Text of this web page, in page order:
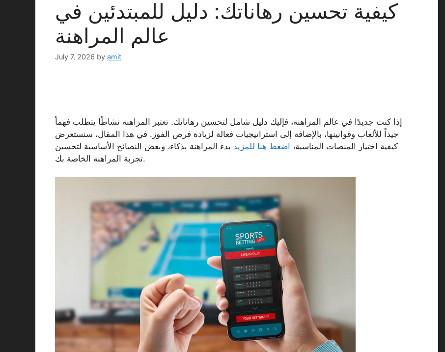
كيفية تحسين رهاناتك: دليل للمبتدئين في
عالم المراهنة
July 7, 2026 by amit
إذا كنت جديدًا في عالم المراهنة، فإليك دليل شامل لتحسين رهاناتك. تعتبر المراهنة نشاطًا يتطلب فهماً
جيداً للألعاب وقوانينها، بالإضافة إلى استراتيجيات فعالة لزيادة فرص الفوز. في هذا المقال، سنستعرض
كيفية اختيار المنصات المناسبة، اضغط هنا للمزيد بدء المراهنة بذكاء، وبعض النصائح الأساسية لتحسين
تجربة المراهنة الخاصة بك.